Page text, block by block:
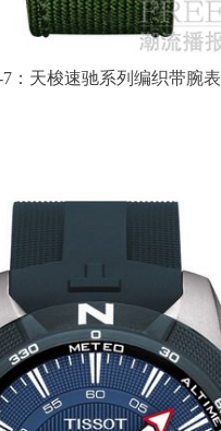
7：天梭速驰系列编织带腕表